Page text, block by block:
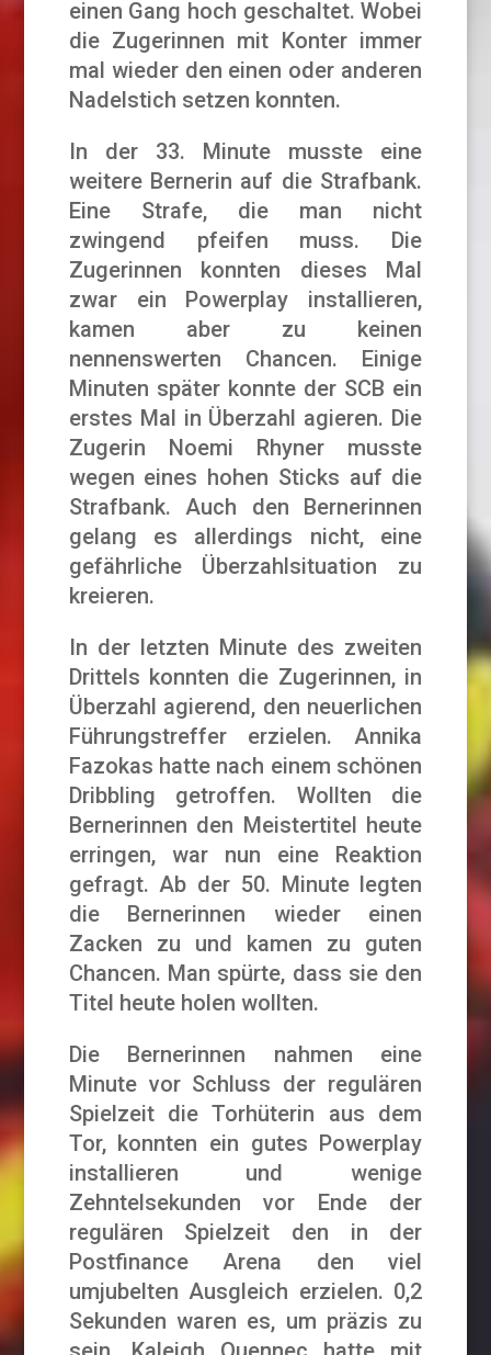
einen Gang hoch geschaltet. Wobei
die Zugerinnen mit Konter immer
mal wieder den einen oder anderen
Nadelstich setzen konnten.
In der 33. Minute musste eine
weitere Bernerin auf die Strafbank.
Eine Strafe, die man nicht
zwingend pfeifen muss. Die
Zugerinnen konnten dieses Mal
zwar ein Powerplay installieren,
kamen aber zu keinen
nennenswerten Chancen. Einige
Minuten später konnte der SCB ein
erstes Mal in Überzahl agieren. Die
Zugerin Noemi Rhyner musste
wegen eines hohen Sticks auf die
Strafbank. Auch den Bernerinnen
gelang es allerdings nicht, eine
gefährliche Überzahlsituation zu
kreieren.
In der letzten Minute des zweiten
Drittels konnten die Zugerinnen, in
Überzahl agierend, den neuerlichen
Führungstreffer erzielen. Annika
Fazokas hatte nach einem schönen
Dribbling getroffen. Wollten die
Bernerinnen den Meistertitel heute
erringen, war nun eine Reaktion
gefragt. Ab der 50. Minute legten
die Bernerinnen wieder einen
Zacken zu und kamen zu guten
Chancen. Man spürte, dass sie den
Titel heute holen wollten.
Die Bernerinnen nahmen eine
Minute vor Schluss der regulären
Spielzeit die Torhüterin aus dem
Tor, konnten ein gutes Powerplay
installieren und wenige
Zehntelsekunden vor Ende der
regulären Spielzeit den in der
Postfinance Arena den viel
umjubelten Ausgleich erzielen. 0,2
Sekunden waren es, um präzis zu